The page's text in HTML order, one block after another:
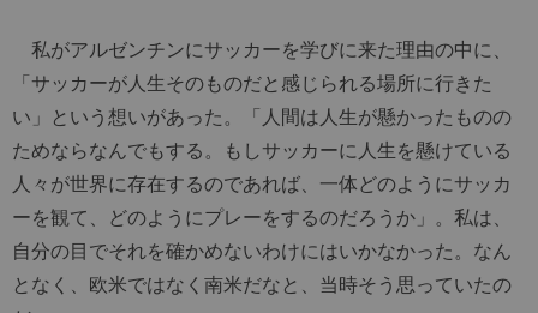
私がアルゼンチンにサッカーを学びに来た理由の中に、
「サッカーが人生そのものだと感じられる場所に行きた
い」という想いがあった。「人間は人生が懸かったものの
ためならなんでもする。もしサッカーに人生を懸けている
人々が世界に存在するのであれば、一体どのようにサッカ
ーを観て、どのようにプレーをするのだろうか」。私は、
自分の目でそれを確かめないわけにはいかなかった。なん
となく、欧米ではなく南米だなと、当時そう思っていたの